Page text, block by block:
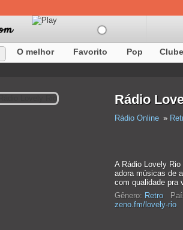
O melhor Favorito Pop Clube
Rádio
Rádio Online
A Rádio Lovely
adora músicas de
com qualidade pra
Gênero: Retro
zeno.fm/lovely-rio